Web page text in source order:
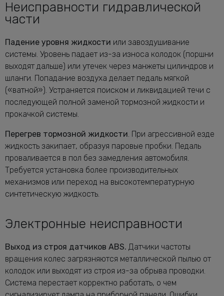
Неисправности гидравлической
части
Падение уровня жидкости или завоздушивание
системы. Уровень падает из-за износа колодок (поршни
выходят дальше) или утечек через манжеты цилиндров и
шланги. Попадание воздуха делает педаль мягкой
(«ватной»). Устраняется поиском и ликвидацией течи с
последующей полной заменой тормозной жидкости и
прокачкой системы.
Перегрев тормозной жидкости . При агрессивной езде
жидкость закипает, образуя паровые пробки. Педаль
проваливается в пол без замедления автомобиля.
Требуется установка более производительных
механизмов или переход на высокотемпературную
синтетическую жидкость.
Электронные неисправности
Выход из строя датчиков ABS. Датчики частоты
вращения колес загрязняются металлической пылью от
колодок или выходят из строя из-за обрыва проводки.
Система перестает корректно работать, о чем